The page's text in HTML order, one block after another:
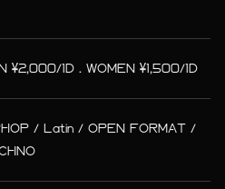
¥2,000/1D . WOMEN ¥1,500/1D
/ Latin / OPEN FORMAT /